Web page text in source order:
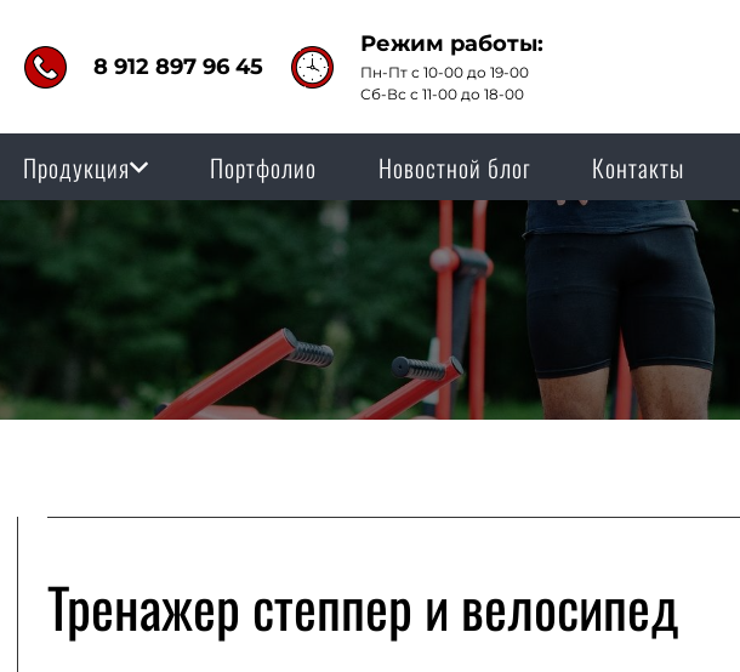
8 912 897 96 45
Режим работы:
Пн-Пт с 10-00 до 19-00
Сб-Вс с 11-00 до 18-00
Продукция Портфолио Новостной блог Контакты
Тренажер степпер и велосипед